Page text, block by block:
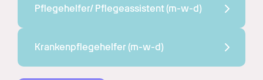
Pflegehelfer/ Pflegeassistent (m-w-d)
Krankenpflegehelfer (m-w-d)